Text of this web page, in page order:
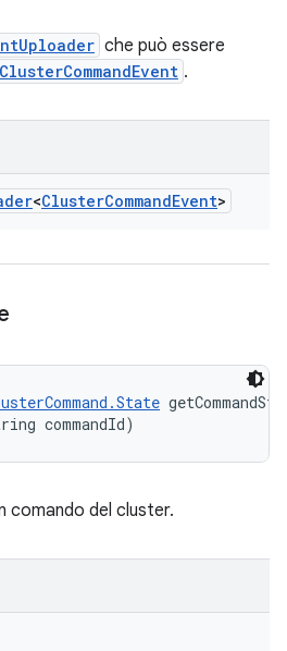
che può essere
ClusterCommandEvent .
<ClusterCommandEvent>
commandId)
comando del cluster.